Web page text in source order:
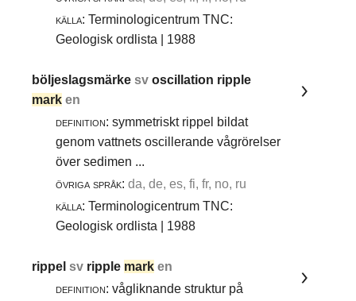
källa: Terminologicentrum TNC:
Geologisk ordlista | 1988
böljeslagsmärkesvoscillation ripple
mark en
definition: symmetriskt rippel bildat
genom vattnets oscillerande vågrörelser
över sedimen ...
övriga språk: da, de, es, fi, fr, no, ru
källa: Terminologicentrum TNC:
Geologisk ordlista | 1988
rippelsv ripple mark en
definition: vågliknande struktur på